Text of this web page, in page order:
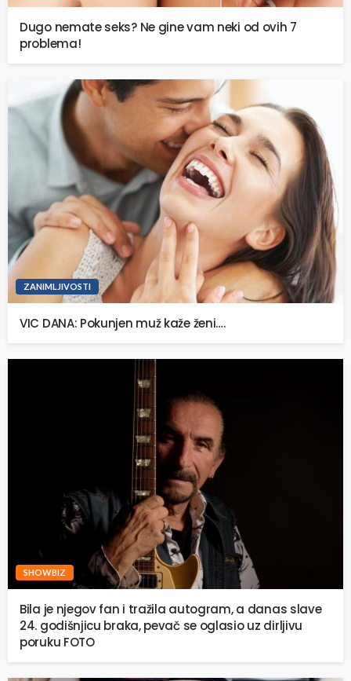
Dugo nemate seks? Ne gine vam neki od ovih 7
problema!
ZANIMLJIVOSTI
VIC DANA: Pokunjen muž kaže ženi….
SHOWBIZ
Bila je njegov fan i tražila autogram, a danas slave
24. godišnjicu braka, pevač se oglasio uz dirljivu
poruku FOTO